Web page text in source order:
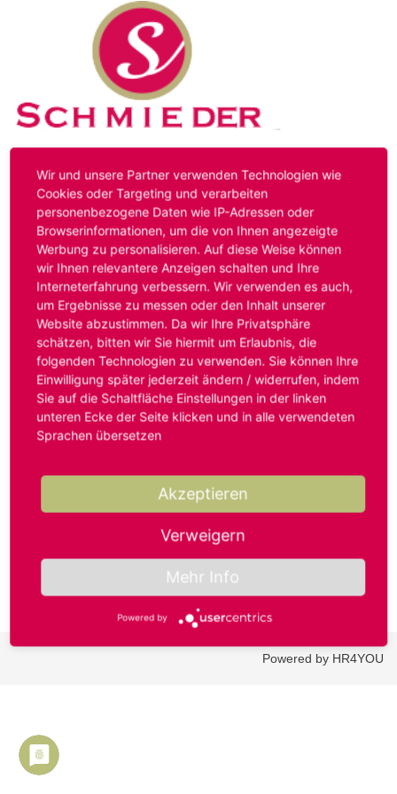
Kontakt Impressum Datenschutz
Hinweis:Das von ihnen aufgerufene Stellenangebot ist
bereits ausgelaufen. Alternative Stellenanzeigen finden
Sie unter:
www.schmieder-personal.de/stellenangebote
Oder Sie bewerben sich
initiativund wir suchen für Sie
passende Stellenangebote.
Anmelden
Benutzername oder E-Mail-Adresse*
Passwort*
Powered by HR4YOU
Wir und unsere Partner verwenden Technologien wie
Cookies oder Targeting und verarbeiten
personenbezogene Daten wie IP-Adressen oder
Browserinformationen, um die von Ihnen angezeigte
Werbung zu personalisieren. Auf diese Weise können
wir Ihnen relevantere Anzeigen schalten und Ihre
Interneterfahrung verbessern. Wir verwenden es auch,
um Ergebnisse zu messen oder den Inhalt unserer
Website abzustimmen. Da wir Ihre Privatsphäre
schätzen, bitten wir Sie hiermit um Erlaubnis, die
folgenden Technologien zu verwenden. Sie können Ihre
Einwilligung später jederzeit ändern / widerrufen, indem
Sie auf die Schaltfläche Einstellungen in der linken
unteren Ecke der Seite klicken und in alle verwendeten
Sprachen übersetzen
Akzeptieren
Verweigern
Mehr Info
Powered by